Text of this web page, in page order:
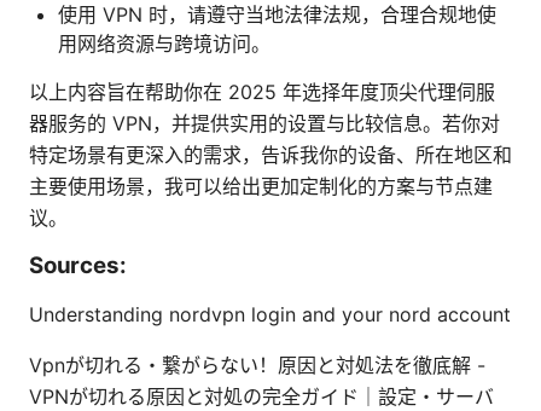
使用 VPN 时，请遵守当地法律法规，合理合规地使
用网络资源与跨境访问。
以上内容旨在帮助你在 2025 年选择年度顶尖代理伺服
器服务的 VPN，并提供实用的设置与比较信息。若你对
特定场景有更深入的需求，告诉我你的设备、所在地区和
主要使用场景，我可以给出更加定制化的方案与节点建
议。
Sources:
Understanding nordvpn login and your nord account
Vpnが切れる・繋がらない！原因と対処法を徹底解 -
VPNが切れる原因と対処の完全ガイド｜設定・サーバ